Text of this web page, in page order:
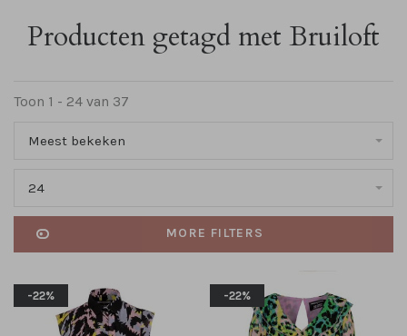
Producten getagd met Bruiloft
Toon 1 - 24 van 37
Meest bekeken
24
MORE FILTERS
-22% -22%